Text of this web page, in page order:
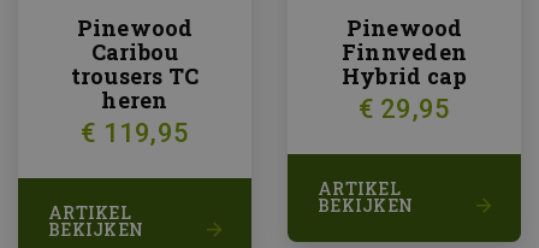
Pinewood
Caribou
trousers TC
heren
€ 119,95
ARTIKEL
BEKIJKEN
Pinewood
Finnveden
Hybrid cap
€ 29,95
ARTIKEL
BEKIJKEN